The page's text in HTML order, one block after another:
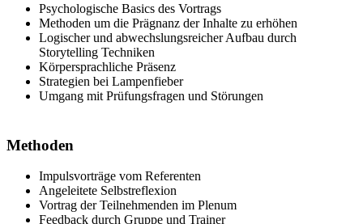
Psychologische Basics des Vortrags
Methoden um die Prägnanz der Inhalte zu erhöhen
Logischer und abwechslungsreicher Aufbau durch
Storytelling Techniken
Körpersprachliche Präsenz
Strategien bei Lampenfieber
Umgang mit Prüfungsfragen und Störungen
Methoden
Impulsvorträge vom Referenten
Angeleitete Selbstreflexion
Vortrag der Teilnehmenden im Plenum
Feedback durch Gruppe und Trainer